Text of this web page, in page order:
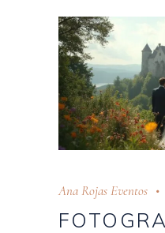
Ana Rojas Eventos